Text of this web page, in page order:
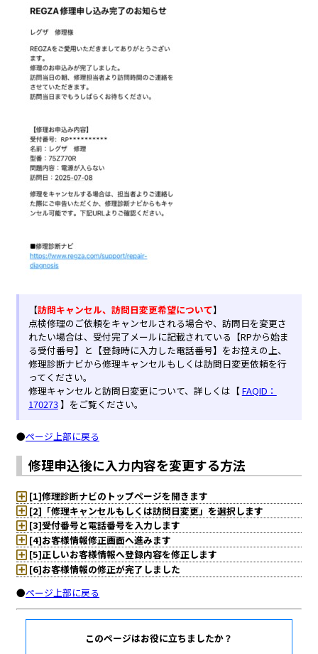
このページはお役に立ちましたか？